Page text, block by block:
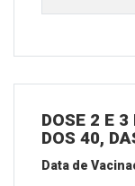
DOSE 2 E
DOS 40,
Data de